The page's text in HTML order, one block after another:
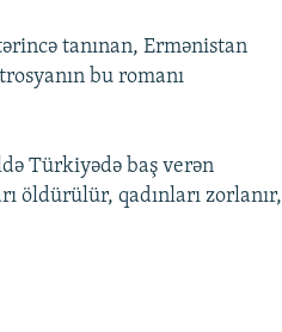
tanınan, Ermənistan
bu romanı
Türkiyədə baş verən
öldürülür, qadınları zorlanır,